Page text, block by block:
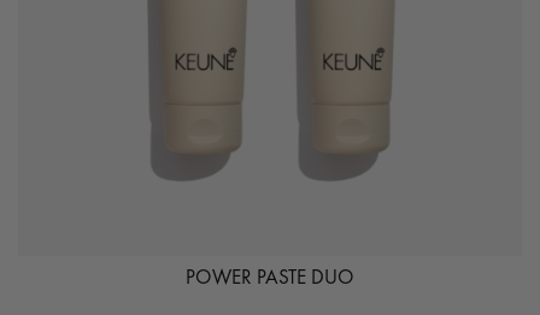
POWER PASTE DUO